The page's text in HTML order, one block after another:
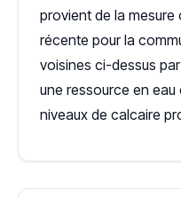
provient de la mesure
récente pour la
voisines ci-dessus
une ressource en
niveaux de calcaire